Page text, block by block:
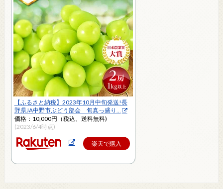
【ふるさと納税】2023年10月中旬発送!長
野県JA中野市ぶどう部会 旬真っ盛り…
価格：10,000円（税込、送料無料)
(2023/6/4時点)
楽天で購入